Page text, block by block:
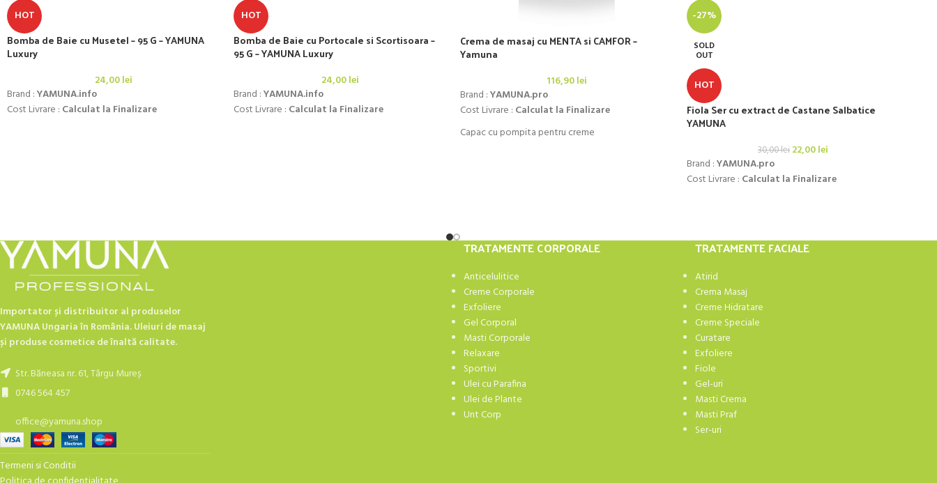
HOT
Bomba de Baie cu Musetel – 95 G – YAMUNA
Luxury
24,00lei
Brand :YAMUNA.info
Cost Livrare : Calculat la Finalizare
HOT
Bomba de Baie cu Portocale si Scortisoara –
95 G – YAMUNA Luxury
24,00lei
Brand :YAMUNA.info
Cost Livrare : Calculat la Finalizare
Crema de masaj cu MENTA si CAMFOR –
Yamuna
116,90lei
Brand :YAMUNA.pro
Cost Livrare : Calculat la Finalizare
Capac cu pompita pentru creme
-27%
SOLD
OUT
HOT
Fiola Ser cu extract de Castane Salbatice
YAMUNA
30,00lei 22,00lei
Brand :YAMUNA.pro
Cost Livrare : Calculat la Finalizare
Importator și distribuitor al produselor
YAMUNA Ungaria în România. Uleiuri de masaj
și produse cosmetice de înaltă calitate.
Str. Băneasa nr. 61, Târgu Mureș
0746 564 457
office@yamuna.shop
Termeni si Conditii
TRATAMENTE CORPORALE
Anticelulitice
Creme Corporale
Exfoliere
Gel Corporal
Masti Corporale
Relaxare
Sportivi
Ulei cu Parafina
Ulei de Plante
Unt Corp
TRATAMENTE FACIALE
Atirid
Crema Masaj
Creme Hidratare
Creme Speciale
Curatare
Exfoliere
Fiole
Gel-uri
Masti Crema
Masti Praf
Ser-uri